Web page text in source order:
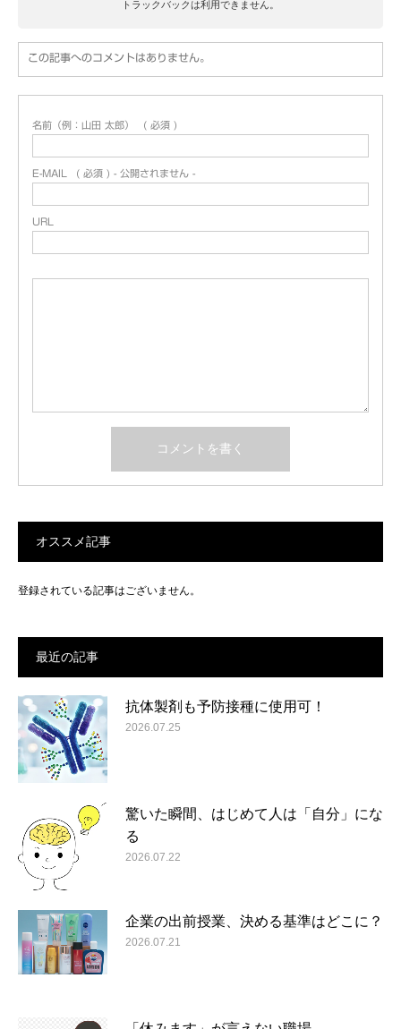
トラックバックは利用できません。
この記事へのコメントはありません。
名前（例：山田 太郎） ( 必須 )
E-MAIL ( 必須 ) - 公開されません -
URL
オススメ記事
登録されている記事はございません。
最近の記事
抗体製剤も予防接種に使用可！
2026.07.25
驚いた瞬間、はじめて人は「自分」にな
る
2026.07.22
企業の出前授業、決める基準はどこに？
2026.07.21